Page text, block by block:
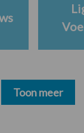
Toon meer